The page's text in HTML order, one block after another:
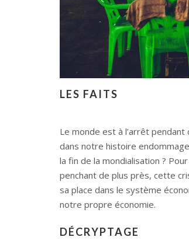
LES FAITS
Le monde est à l’arrêt
dans notre histoire
la fin de la mondialisation ?
penchant de plus près, cette
sa place dans le système
notre propre économie.
DÉCRYPTAGE